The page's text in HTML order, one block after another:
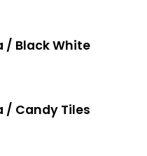
Black White
Candy Tiles